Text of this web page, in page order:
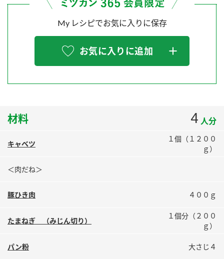
スペシャルサイト
お酢を知ろう！
すしラボ
ぽん酢サワー
鍋奉行マニュアル
ミツカンのCM
人気商品 ＋ おすすめレシピ
各部門が大切にしていること
販売終了製品のご案内
よくあるご質問
地図から取り扱い店舗を探す
検索
業務用サイト 製造所固有記号一覧
My レシピでお気に入りに保存
お気に入りに追加
材料 4 人分
キャベツ
１個（１２００
ｇ）
＜肉だね＞
豚ひき肉 ４００ｇ
たまねぎ （みじん切り）
１個分（２００
ｇ）
パン粉 大さじ４